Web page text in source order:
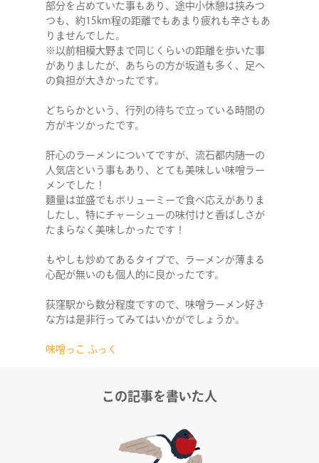
部分を占めていた事もあり、途中小休憩は挟みつ
つも、約15km程の距離でもあまり疲れも辛さもあ
りませんでした。
※以前相模大野まで同じくらいの距離を歩いた事
がありましたが、あちらの方が坂道も多く、足へ
の負担が大きかったです。
どちらかという、行列の待ちで立っている時間の
方がキツかったです。
肝心のラーメンについてですが、流石都内随一の
人気店という事もあり、とても美味しい味噌ラー
メンでした！
麵量は並盛でもボリューミーで食べ応えがありま
したし、特にチャーシューの味付けと香ばしさが
たまらなく美味しかったです！
もやしも炒めてあるタイプで、ラーメンが薄まる
心配が無いのも個人的に良かったです。
荻窪駅から数分程度ですので、味噌ラーメン好き
な方は是非行ってみてはいかがでしょうか。
味噌っこ ふっく
この記事を書いた人